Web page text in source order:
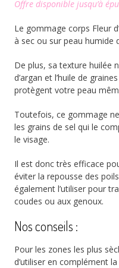
Offre disponible jusqu’à
Le gommage corps Fleur
à sec ou sur peau humide
De plus, sa texture huilée
d’argan et l’huile de
protègent votre peau
Toutefois, ce gommage
les grains de sel qui le
le visage.
Il est donc très efficace
éviter la repousse des
également l’utiliser pour
coudes ou aux genoux.
Nos conseils :
Pour les zones les plus
d’utiliser en complément la